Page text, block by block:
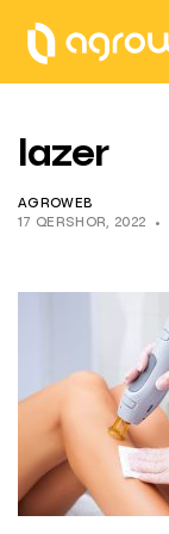
lazer
AGROWEB
17 QERSHOR, 2022